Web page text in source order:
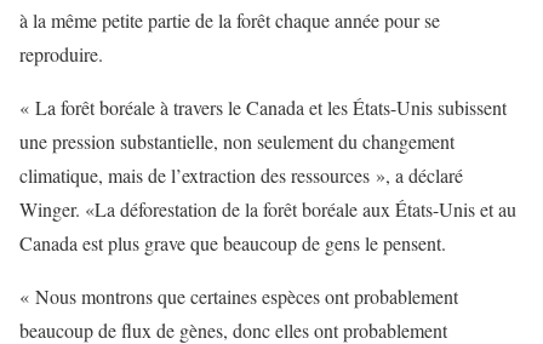
à la même petite partie de la forêt chaque année pour se
reproduire.
« La forêt boréale à travers le Canada et les États-Unis subissent
une pression substantielle, non seulement du changement
climatique, mais de l’extraction des ressources », a déclaré
Winger. «La déforestation de la forêt boréale aux États-Unis et au
Canada est plus grave que beaucoup de gens le pensent.
« Nous montrons que certaines espèces ont probablement
beaucoup de flux de gènes, donc elles ont probablement